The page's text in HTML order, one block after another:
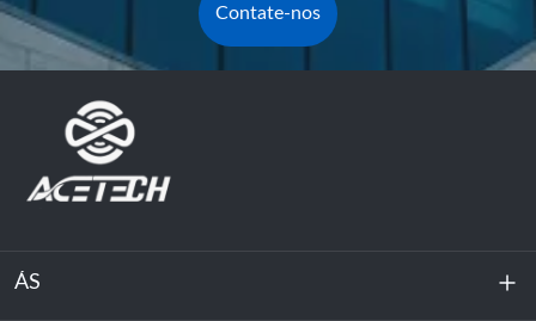
Contate-nos
ÁS